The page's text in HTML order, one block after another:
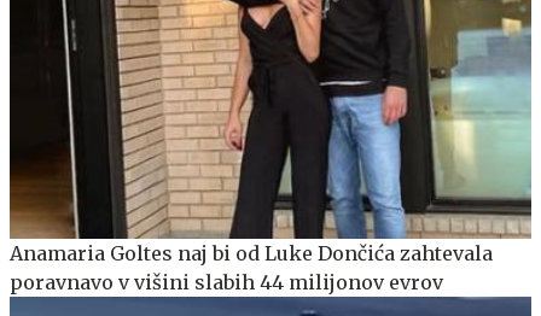
Anamaria Goltes naj bi od Luke Dončića zahtevala
poravnavo v višini slabih 44 milijonov evrov